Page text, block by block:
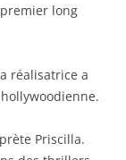
long
réalisatrice a
Priscilla.